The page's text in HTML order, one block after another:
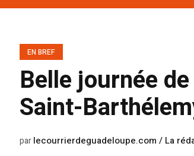
EN BREF
Belle journée
Saint-
parlecourrierdeguadeloupe.com / La